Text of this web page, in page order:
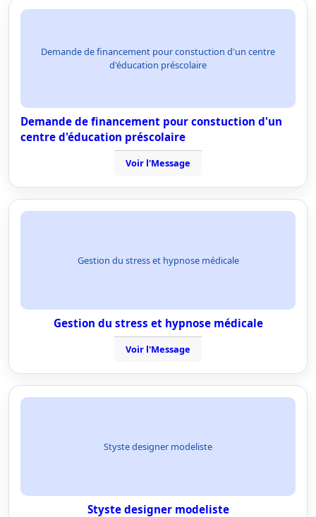
Demande de financement pour constuction d'un centre
d'éducation préscolaire
Demande de financement pour constuction d'un
centre d'éducation préscolaire
Voir l'Message
Gestion du stress et hypnose médicale
Gestion du stress et hypnose médicale
Voir l'Message
Styste designer modeliste
Styste designer modeliste